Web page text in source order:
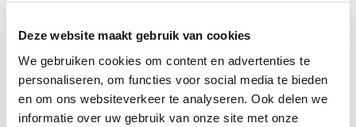
Deze website maakt gebruik van cookies
We gebruiken cookies om content en advertenties te
personaliseren, om functies voor social media te bieden
en om ons websiteverkeer te analyseren. Ook delen we
informatie over uw gebruik van onze site met onze
voor receptbeheer. We maken dan gebruik van
webservices, bestandsuitwisseling, koppelingen op
connectoren of een directe verwerking in de user
interface van jouw pakket door middel van